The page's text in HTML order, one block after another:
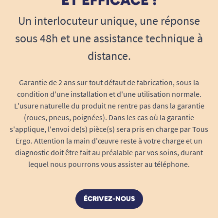
Légères et résistantes : la structure en
polypropylène offre un maintien fiable et
un port confortable, même lors d’un port
Aérées et respirantes : permet au pied de
rester au sec et d’éviter les échauffements.
Emballage individuel : chaque paire est
conditionnée dans un sachet unique,
parfaite pour une distribution hygiénique.
Usage unique : évite tout risque de
contamination croisée, d’infections ou de
propagation d’agents pathogènes.
semelle antidérapante
Équipées d’unesemelle antidérapante
Un interlocuteur unique, une réponse
sous 48h et une assistance technique à
distance.
Garantie de 2 ans sur tout défaut de fabrication, sous la
condition d'une installation et d'une utilisation normale.
L'usure naturelle du produit ne rentre pas dans la garantie
(roues, pneus, poignées). Dans les cas où la garantie
s'applique, l'envoi de(s) pièce(s) sera pris en charge par Tous
Ergo. Attention la main d'œuvre reste à votre charge et un
diagnostic doit être fait au préalable par vos soins, durant
lequel nous pourrons vous assister au téléphone.
ÉCRIVEZ-NOUS